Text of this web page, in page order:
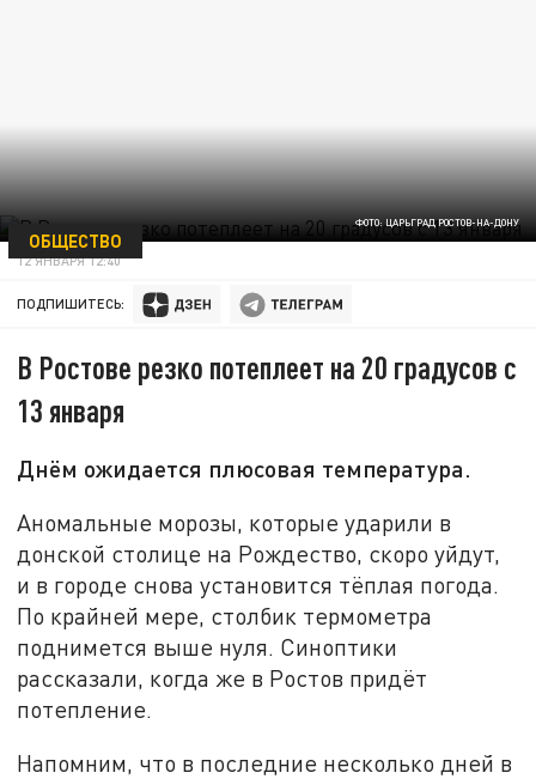
ФОТО: ЦАРЬГРАД РОСТОВ-НА-ДОНУ
ОБЩЕСТВО
12 ЯНВАРЯ 12:40
ПОДПИШИТЕСЬ:
В Ростове резко потеплеет на 20 градусов с
13 января
Днём ожидается плюсовая температура.
Аномальные морозы, которые ударили в
донской столице на Рождество, скоро уйдут,
и в городе снова установится тёплая погода.
По крайней мере, столбик термометра
поднимется выше нуля. Синоптики
рассказали, когда же в Ростов придёт
потепление.
Напомним, что в последние несколько дней в